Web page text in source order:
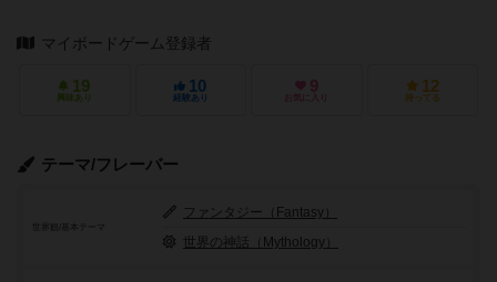
マイボードゲーム登録者
19
興味あり
10
経験あり
9
お気に入り
12
持ってる
テーマ/フレーバー
世界観/基本テーマ
ファンタジー（Fantasy）
世界の神話（Mythology）